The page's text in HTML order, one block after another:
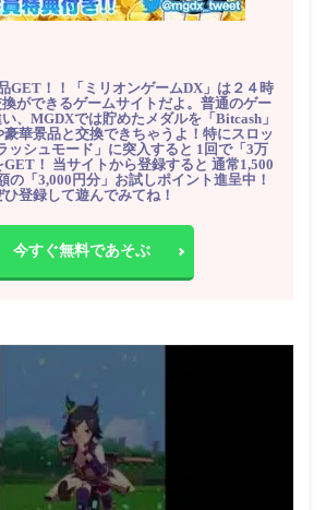
GET！！「ミリオンゲームDX」は２４時
ができるゲームサイトだよ。普通のゲー
、MGDXでは貯めたメダルを「Bitcash」
華景品と交換できちゃうよ！特にスロッ
ッシュモード」に突入すると 1回で「3万
GET！ 当サイトから登録すると 通常1,500
の「3,000円分」お試しポイント進呈中！
ひ登録して遊んでみてね！
今すぐ無料であそぶ